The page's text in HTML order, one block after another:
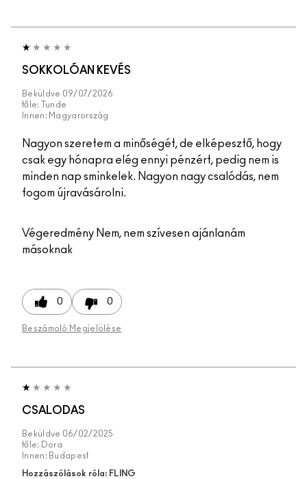
SOKKOLÓAN KEVÉS
Beküldve 09/07/2026
tőle:
Tunde
Innen: Magyarország
Nagyon szeretem a minőségét, de elképesztő, hogy
csak egy hónapra elég ennyi pénzért, pedig nem is
minden nap sminkelek. Nagyon nagy csalódás, nem
fogom újravásárolni.
Végeredmény Nem, nem szívesen ajánlanám
másoknak
0 0
Beszámoló Megjelölése
CSALODAS
Beküldve 06/02/2025
tőle:
Dora
Innen: Budapest
Hozzászólások róla: FLING